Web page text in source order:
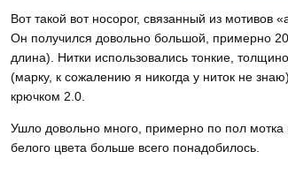
Вот такой вот носорог, связанный из мотивов
Он получился довольно большой, примерно
длина). Нитки использовались тонкие,
(марку, к сожалению я никогда у ниток не
крючком 2.0.
Ушло довольно много, примерно по пол мотка
белого цвета больше всего понадобилось.